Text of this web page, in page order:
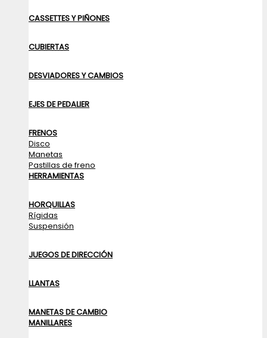
CASSETTES Y PIÑONES
CUBIERTAS
DESVIADORES Y CAMBIOS
EJES DE PEDALIER
FRENOS
Disco
Manetas
Pastillas de freno
HERRAMIENTAS
HORQUILLAS
Rígidas
Suspensión
JUEGOS DE DIRECCIÓN
LLANTAS
MANETAS DE CAMBIO
MANILLARES